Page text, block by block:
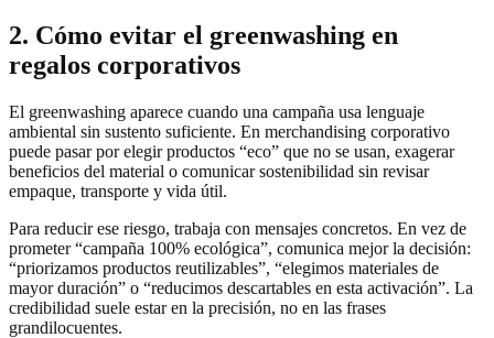
2. Cómo evitar el greenwashing en
regalos corporativos
El greenwashing aparece cuando una campaña usa lenguaje
ambiental sin sustento suficiente. En merchandising corporativo
puede pasar por elegir productos “eco” que no se usan, exagerar
beneficios del material o comunicar sostenibilidad sin revisar
empaque, transporte y vida útil.
Para reducir ese riesgo, trabaja con mensajes concretos. En vez de
prometer “campaña 100% ecológica”, comunica mejor la decisión:
“priorizamos productos reutilizables”, “elegimos materiales de
mayor duración” o “reducimos descartables en esta activación”. La
credibilidad suele estar en la precisión, no en las frases
grandilocuentes.